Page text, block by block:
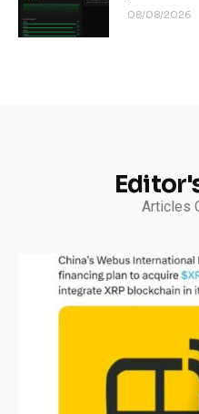
08/08/2026
Articles